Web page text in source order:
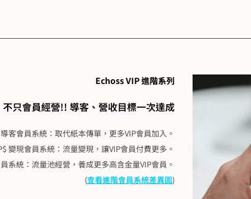
Echoss VIP 進階系列
不只會員經營!! 導客、營收目標一次達成
客會員系統：取代紙本傳單，更多VIP會員加入。
變現會員系統：流量變現，讓VIP會員付費更多。
系統：流量池經營，養成更多高含金量VIP會員。
(查看進階會員系統差異圖)